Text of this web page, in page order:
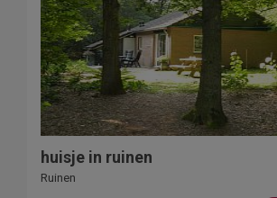
huisje in ruinen
Ruinen